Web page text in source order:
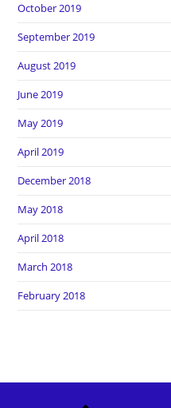
October 2019
September 2019
August 2019
June 2019
May 2019
April 2019
December 2018
May 2018
April 2018
March 2018
February 2018